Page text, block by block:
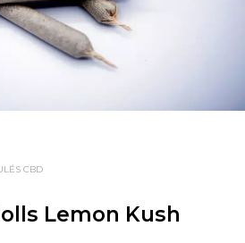
CBD
Lemon Kush